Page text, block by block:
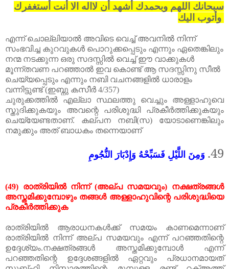
سبحانك اللهم وبحمدك أشهد أن لااله الا أنت أستغفرك
وأتوب اليك
എന്ന് ചൊല്ലിയാൽ അവിടെ വെച്ച് അവനിൽ നിന്ന്
സംഭവിച്ച കുറവുകൾ പൊറുക്കപ്പെടും എന്നും ഏതെങ്കിലും
നന്മ നടക്കുന്ന ഒരു സദസ്സിൽ വെച്ച് ഈ വാക്കുകൾ
മൂന്ന്തവണ പറഞ്ഞാൽ ഇവ കൊണ്ട് ആ സദസ്സിനു സീൽ
ചെയ്യപ്പെടും എന്നും നബി വചനങ്ങളിൽ ധാരാളം
വന്നിട്ടുണ്ട്(ഇബ്നു കസീർ4/357)
ചുരുക്കത്തിൽ
എല്ലാ സ്ഥലത്തു വെച്ചും
അള്ളാഹുവെ
സ്തുദിക്കുകയും
അവന്റെ പരിശുദ്ധി
പ്രകീർത്തിക്കുകയും
ചെയ്യേണ്ടതാണ്. കല്പന നബി(സ) യോടാണെങ്കിലും
നമുക്കും അത് ബാധകം തന്നെയാണ്
49. وَمِنَ اللَّيْلِ فَسَبِّحْهُ وَإِدْبَارَ النُّجُومِ
(49) രാത്രിയിൽ നിന്ന്(അല്പ സമയവും) നക്ഷത്രങ്ങൾ
അസ്തമിക്കുമ്പോഴും തങ്ങൾ അള്ളാഹുവിന്റെ പരിശുദ്ധിയെ
പ്രകീർത്തിക്കുക
രാത്രിയിൽ ആരാധനകൾക്ക് സമയം
കാണമെന്നാണ്
രാത്രിയിൽ നിന്ന് അല്പ സമയവും എന്ന് പറഞ്ഞതിന്റെ
ഉദ്ദേശ്യം.നക്ഷത്രങ്ങൾ അസ്തമിക്കുമ്പോൾ
എന്ന്
പറഞ്ഞതിന്റെ
ഉദ്ദേശങ്ങളിൽ ഏറ്റവും
പ്രധാനമായത്